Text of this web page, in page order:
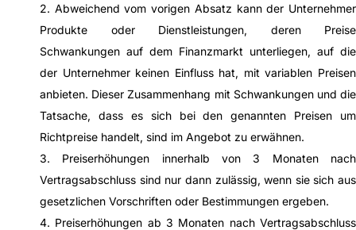
2. Abweichend vom vorigen Absatz kann der Unternehmer
Produkte oder Dienstleistungen, deren Preise
Schwankungen auf dem Finanzmarkt unterliegen, auf die
der Unternehmer keinen Einfluss hat, mit variablen Preisen
anbieten. Dieser Zusammenhang mit Schwankungen und die
Tatsache, dass es sich bei den genannten Preisen um
Richtpreise handelt, sind im Angebot zu erwähnen.
3. Preiserhöhungen innerhalb von 3 Monaten nach
Vertragsabschluss sind nur dann zulässig, wenn sie sich aus
gesetzlichen Vorschriften oder Bestimmungen ergeben.
4. Preiserhöhungen ab 3 Monaten nach Vertragsabschluss